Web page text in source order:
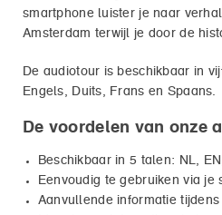
smartphone luister je naar
Amsterdam terwijl je door de
De audiotour is beschikbaar in
Engels, Duits, Frans en Spaans.
De voordelen van onze
Beschikbaar in 5 talen: NL,
Eenvoudig te gebruiken via je
Aanvullende informatie